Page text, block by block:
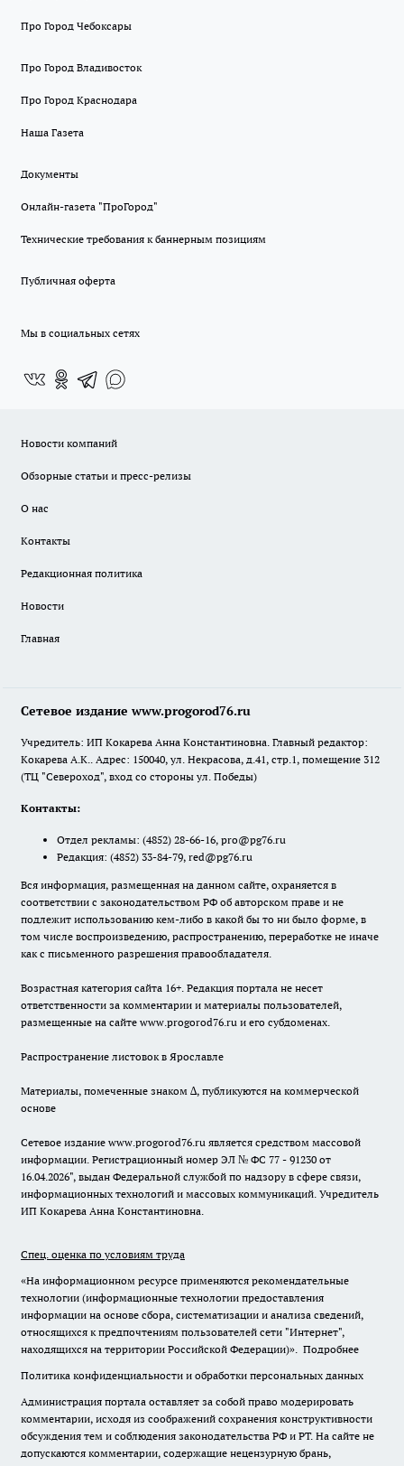
Про Город Чебоксары
Про Город Владивосток
Про Город Краснодара
Наша Газета
Документы
Онлайн-газета "ПроГород"
Технические требования к баннерным позициям
Публичная оферта
Мы в социальных сетях
Новости компаний
Обзорные статьи и пресс-релизы
О нас
Контакты
Редакционная политика
Новости
Главная
Сетевое издание www.progorod76.ru
Учредитель: ИП Кокарева Анна Константиновна. Главный редактор:
Кокарева А.К.. Адрес: 150040, ул. Некрасова, д.41, стр.1, помещение 312
(ТЦ "Североход", вход со стороны ул. Победы)
Контакты:
Отдел рекламы: (4852) 28-66-16, pro@pg76.ru
Редакция: (4852) 33-84-79, red@pg76.ru
Вся информация, размещенная на данном сайте, охраняется в
соответствии с законодательством РФ об авторском праве и не
подлежит использованию кем-либо в какой бы то ни было форме, в
том числе воспроизведению, распространению, переработке не иначе
как с письменного разрешения правообладателя.
Возрастная категория сайта 16+. Редакция портала не несет
ответственности за комментарии и материалы пользователей,
размещенные на сайте www.progorod76.ru и его субдоменах.
Распространение листовок в Ярославле
Материалы, помеченные знаком ∆, публикуются на коммерческой
основе
Сетевое издание www.progorod76.ru является средством массовой
информации. Регистрационный номер ЭЛ № ФС 77 - 91230 от
16.04.2026", выдан Федеральной службой по надзору в сфере связи,
информационных технологий и массовых коммуникаций. Учредитель
ИП Кокарева Анна Константиновна.
Спец. оценка по условиям труда
«На информационном ресурсе применяются рекомендательные
технологии (информационные технологии предоставления
информации на основе сбора, систематизации и анализа сведений,
относящихся к предпочтениям пользователей сети "Интернет",
находящихся на территории Российской Федерации)». Подробнее
Политика конфиденциальности и обработки персональных данных
Администрация портала оставляет за собой право модерировать
комментарии, исходя из соображений сохранения конструктивности
обсуждения тем и соблюдения законодательства РФ и РТ. На сайте не
допускаются комментарии, содержащие нецензурную брань,